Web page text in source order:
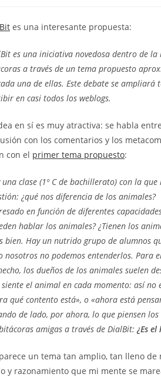
entrada:
entrada:
es una interesante propuesta:
es una iniciativa novedosa dentro de
a través de un tema propuesto
una de ellas. Este debate se
en casi todos los weblogs.
en sí es muy atractiva: se habla
con los comentarios y los
con el primer tema propuesto:
una clase (1º C de bachillerato) con la
¿qué nos diferencia de los animales?
en función de diferentes
hablar los animales? ¿Tienen los
bien. Hay un nutrido grupo de alumnos
nosotros no podemos entenderlos. Para
los dueños de los animales suelen
siente el animal en cada momento: así
qué contento está», o «ahora está
de lado, por ahora, lo que piensen
amigas a través de DialBit: ¿Es
un tema tan amplio, tan lleno
y razonamiento que mi mente se